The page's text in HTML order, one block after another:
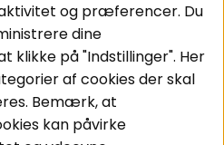
Følg os
Instagram
Facebook
Youtube
og præferencer. Du
dine
klikke på "Indstillinger". Her
af cookies der skal
Bemærk, at
kan påvirke